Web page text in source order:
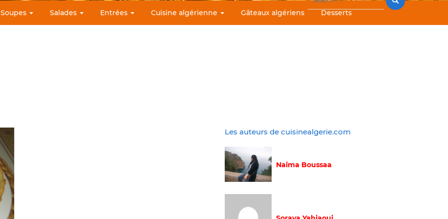
Soupes Salades Entrées Cuisine algérienne Gâteaux algériens Desserts
Les auteurs de cuisinealgerie.com
Naima Boussaa